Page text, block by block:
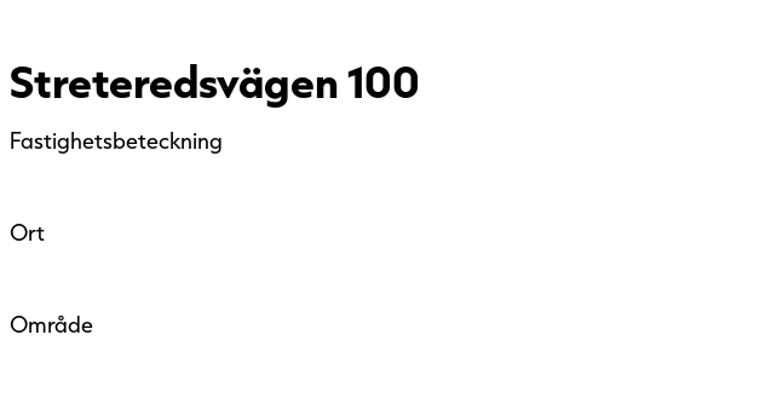
Streteredsvägen 100
Fastighetsbeteckning
Ort
Område